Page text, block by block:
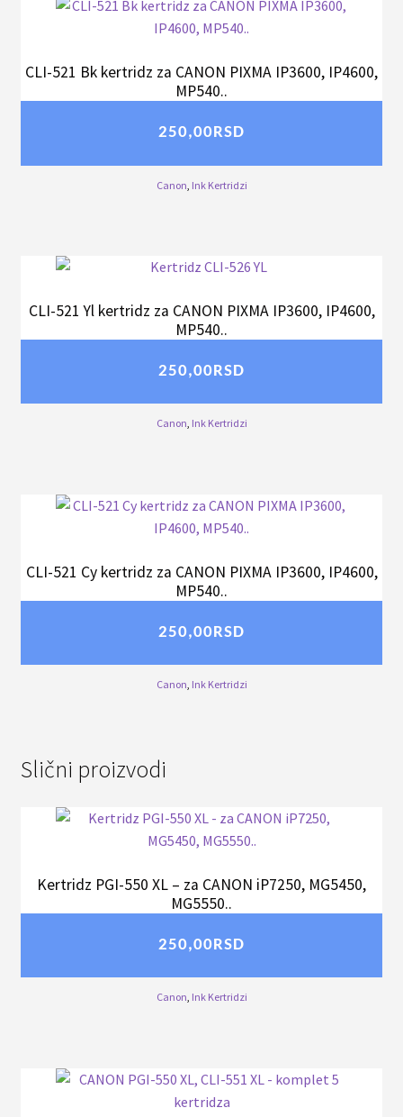
CLI-521 Bk kertridz za CANON PIXMA IP3600, IP4600,
MP540..
250,00RSD
Canon Ink Kertridzi
CLI-521 Yl kertridz za CANON PIXMA IP3600, IP4600,
MP540..
250,00RSD
Canon, Ink Kertridzi
CLI-521 Cy kertridz za CANON PIXMA IP3600, IP4600,
MP540..
250,00RSD
Canon, Ink Kertridzi
Slični proizvodi
Kertridz PGI-550 XL – za CANON iP7250, MG5450,
MG5550..
250,00RSD
Canon, Ink Kertridzi